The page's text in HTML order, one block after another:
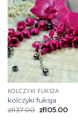
KOLCZYKI FUKSJA
kolczyki fuksja
zł137.00 zł105.00